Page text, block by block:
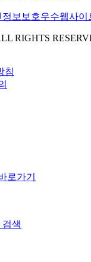
RIGHTS
침
로가기
색